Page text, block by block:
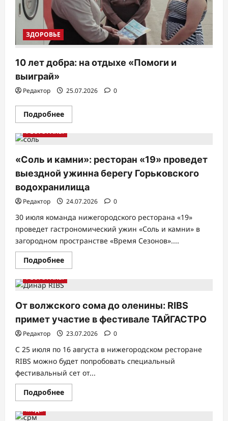
ЗДОРОВЬЕ
10 лет добра: на отдыхе «Помоги и
выиграй»
Редактор 25.07.2026 0
ПодробнееПрочитать
больше
10
на
отдыхе
«Помоги
и
выиграй»
РЕСТОРАНЫ
«Соль и камни»: ресторан «19» проведет
выездной ужинна берегу Горьковского
водохранилища
Редактор 24.07.2026 0
30 июля команда нижегородского ресторана «19»
проведет гастрономический ужин «Соль и камни» в
загородном пространстве «Время Сезонов»....
ПодробнееПрочитать
больше
«Соль
ресторан
«19»
проведет
выездной
ужинна
берегу
Горьковского
водохранилища
РЕСТОРАНЫ
От волжского сома до оленины: RIBS
примет участие в фестивале ТАЙГАСТРО
Редактор 23.07.2026 0
С 25 июля по 16 августа в нижегородском ресторане
RIBS можно будет попробовать специальный
фестивальный сет от...
ПодробнееПрочитать
больше
Мода